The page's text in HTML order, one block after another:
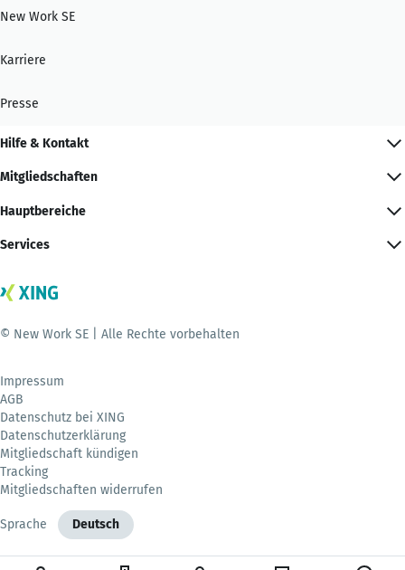
New Work SE
Karriere
Presse
Hilfe & Kontakt
Mitgliedschaften
Hauptbereiche
Services
© New Work SE | Alle Rechte vorbehalten
Impressum
AGB
Datenschutz bei XING
Datenschutzerklärung
Mitgliedschaft kündigen
Tracking
Mitgliedschaften widerrufen
Sprache Deutsch